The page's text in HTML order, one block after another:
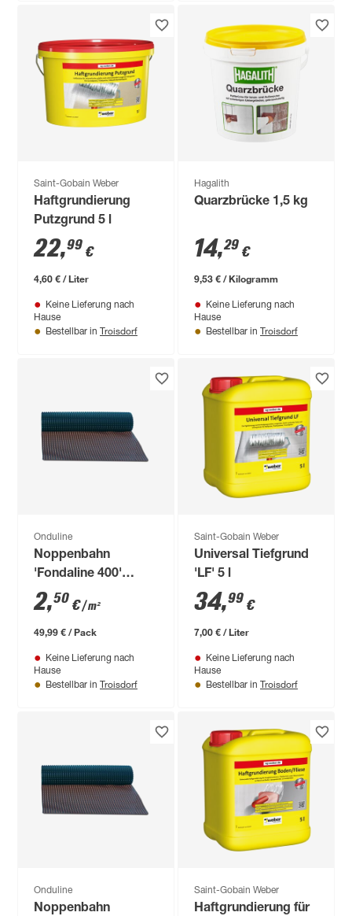
Saint-Gobain Weber
Haftgrundierung
Putzgrund 5 l
22,99 €
4,60 € / Liter
Keine Lieferung nach
Hause
Bestellbar in Troisdorf
Hagalith
Quarzbrücke 1,5 kg
14,29 €
9,53 € / Kilogramm
Keine Lieferung nach
Hause
Bestellbar in Troisdorf
Onduline
Noppenbahn
'Fondaline 400'
schwarz 100 x 2000
cm
2,50 €/ m²
49,99 € / Pack
Keine Lieferung nach
Hause
Bestellbar in Troisdorf
Saint-Gobain Weber
Universal Tiefgrund
'LF' 5 l
34,99 €
7,00 € / Liter
Keine Lieferung nach
Hause
Bestellbar in Troisdorf
Onduline
Noppenbahn
Saint-Gobain Weber
Haftgrundierung für